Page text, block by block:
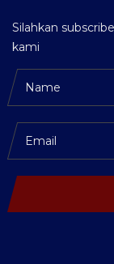
Silahkan
kami